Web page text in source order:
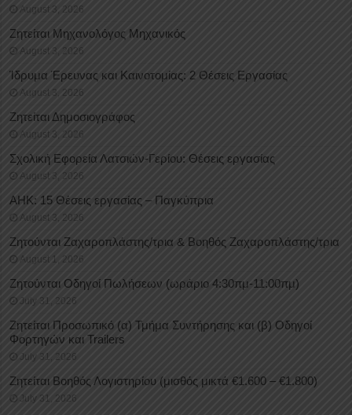
August 3, 2026
Ζητείται Μηχανολόγος Μηχανικός
August 3, 2026
Ίδρυμα Έρευνας και Καινοτομίας: 2 Θέσεις Εργασίας
August 3, 2026
Ζητείται Δημοσιογράφος
August 3, 2026
Σχολική Εφορεία Λατσιών-Γερίου: Θέσεις εργασίας
August 3, 2026
ΑΗΚ: 15 Θέσεις εργασίας – Παγκύπρια
August 3, 2026
Ζητούνται Ζαχαροπλάστης/τρια & Βοηθός Ζαχαροπλάστης/τρια
August 1, 2026
Ζητούνται Οδηγοί Πωλήσεων (ωράριο 4:30πμ-11:00πμ)
July 31, 2026
Ζητείται Προσωπικό (α) Τμήμα Συντήρησης και (β) Οδηγοί
Φορτηγών και Trailers
July 31, 2026
Ζητείται Βοηθός Λογιστηρίου (μισθός μικτά €1.600 – €1.800)
July 31, 2026